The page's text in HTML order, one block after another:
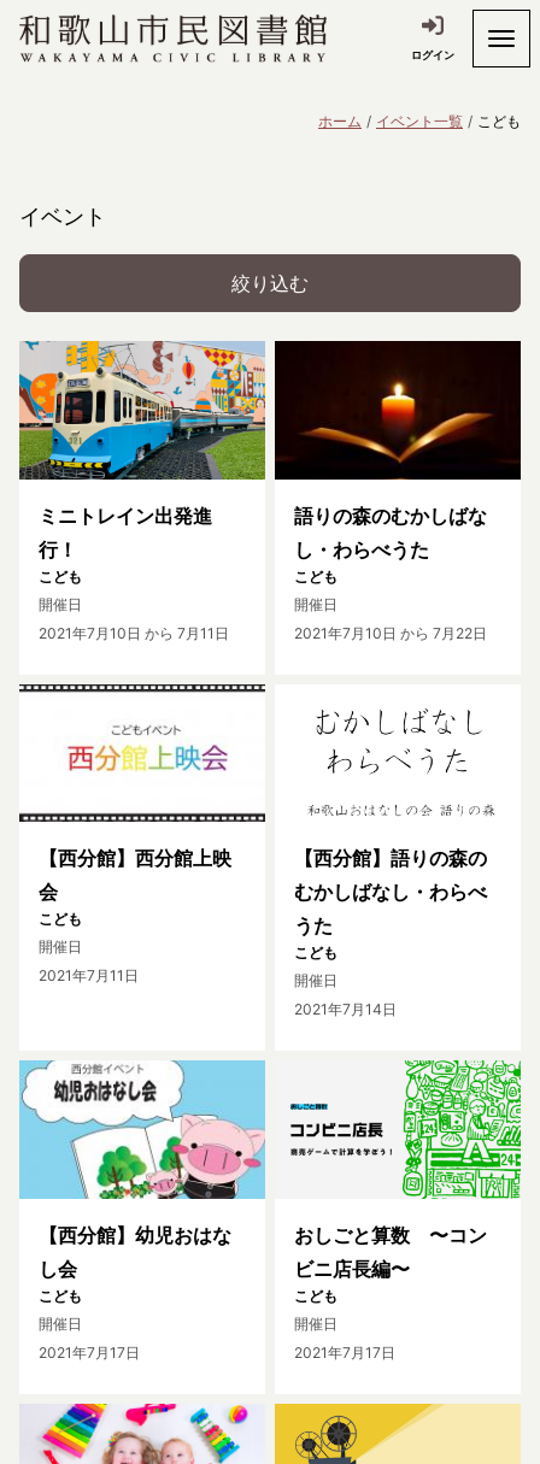
ログイン
ホーム イベント一覧 こども
イベント
絞り込む
ミニトレイン出発進
行！
こども
開催日
2021年7月10日 から 7月11日
語りの森のむかしばな
し・わらべうた
こども
開催日
2021年7月10日 から 7月22日
【西分館】西分館上映
会
こども
開催日
2021年7月11日
【西分館】語りの森の
むかしばなし・わらべ
うた
こども
開催日
2021年7月14日
【西分館】幼児おはな
し会
こども
開催日
2021年7月17日
おしごと算数 〜コン
ビニ店長編〜
こども
開催日
2021年7月17日